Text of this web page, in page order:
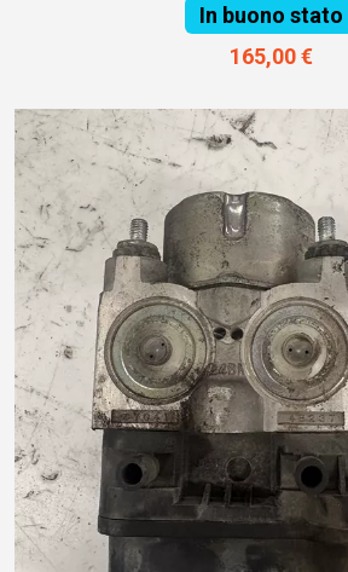
In buono stato
165,00 €